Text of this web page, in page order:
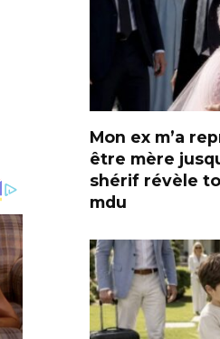
Mon ex m’a
être mère
shérif révèle
mdu